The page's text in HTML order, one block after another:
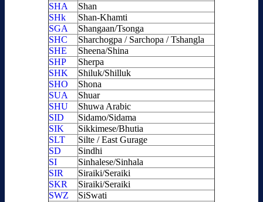
SHA
Shan
SHk
Shan-Khamti
SGA
Shangaan/Tsonga
SHC
Sharchogpa / Sarchopa / Tshangla
SHE
Sheena/Shina
SHP
Sherpa
SHK
Shiluk/Shilluk
SHO
Shona
SUA
Shuar
SHU
Shuwa Arabic
SID
Sidamo/Sidama
SIK
Sikkimese/Bhutia
SLT
Silte / East Gurage
SD
Sindhi
SI
Sinhalese/Sinhala
SIR
Siraiki/Seraiki
SKR
Siraiki/Seraiki
SWZ
SiSwati